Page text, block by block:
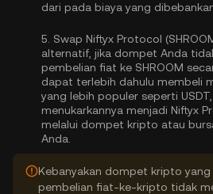
dari pada biaya yang
5. Swap Niftyx Protocol
alternatif, jika dompet Anda
pembelian fiat ke SHROOM
dapat terlebih dahulu membeli
yang lebih populer seperti
menukarkannya menjadi Niftyx
melalui dompet kripto atau
Anda.
Kebanyakan dompet kripto yang
pembelian fiat-ke-kripto tidak